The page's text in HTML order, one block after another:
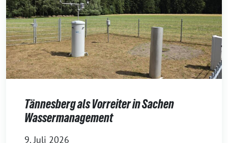
Tännesberg als Vorreiter in Sachen
Wassermanagement
9. Juli 2026